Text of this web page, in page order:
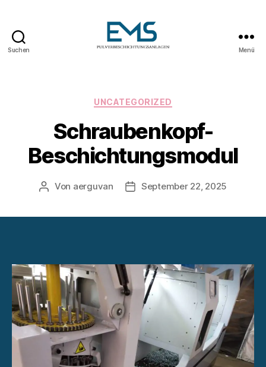
Suchen Menü
Kategorien
UNCATEGORIZED
Schraubenkopf-
Beschichtungsmodul
Beitragsautor
Von aerguvan Veröffentlichungsdatum
September 22, 2025